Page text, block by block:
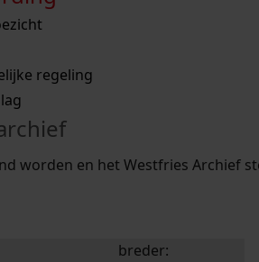
met een aantal zoektips.
met een aantal zoektips.
regeling
worden en het Westfries Archief
zoektips
uw zoekopdracht te
breder: